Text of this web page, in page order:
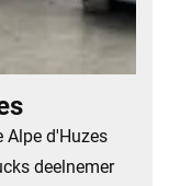
Alpe d'Huzes
deelnemer